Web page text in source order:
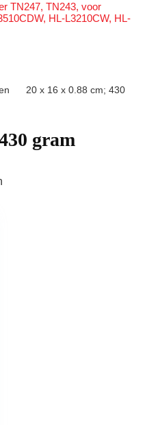
TN247, TN243, voor
HL-L3210CW, HL-
‎20 x 16 x 0.88 cm; 430
gram